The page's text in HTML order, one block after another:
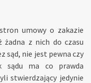
umowy o zakazie
z nich do czasu
sąd, nie jest pewna czy
sądu ma co prawda
stwierdzający jedynie